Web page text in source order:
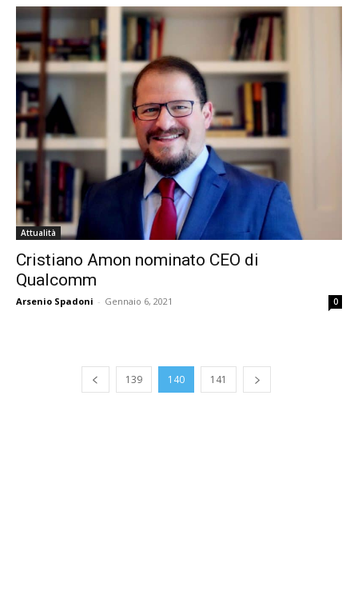
Attualità
Cristiano Amon nominato CEO di
Qualcomm
Arsenio Spadoni - Gennaio 6, 2021 0
139 140 141